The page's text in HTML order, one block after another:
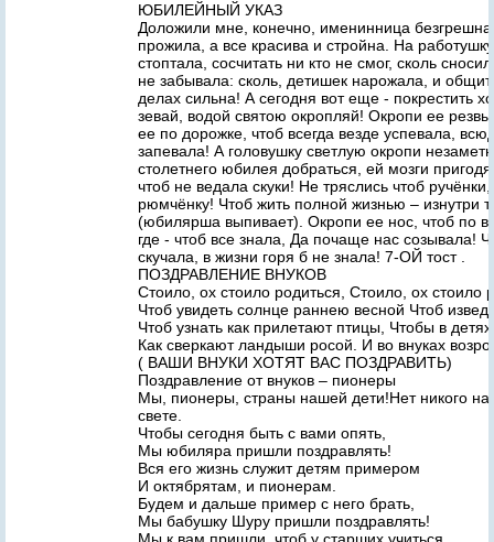
ЮБИЛЕЙНЫЙ УКАЗ
Доложили мне, конечно, именинница
прожила, а все красива и стройна. На
стоптала, сосчитать ни кто не смог, сколь
не забывала: сколь, детишек нарожала, и
делах сильна! А сегодня вот еще - покрестить
зевай, водой святою окропляй! Окропи ее
ее по дорожке, чтоб всегда везде успевала,
запевала! А головушку светлую окропи
столетнего юбилея добраться, ей мозги
чтоб не ведала скуки! Не тряслись чтоб
рюмчёнку! Чтоб жить полной жизнью – изнутри
(юбилярша выпивает). Окропи ее нос, чтоб по
где - чтоб все знала, Да почаще нас созывала!
скучала, в жизни горя б не знала! 7-ОЙ тост .
ПОЗДРАВЛЕНИЕ ВНУКОВ
Стоило, ох стоило родиться, Стоило, ох стоило
Чтоб увидеть солнце раннею весной Чтоб
Чтоб узнать как прилетают птицы, Чтобы в
Как сверкают ландыши росой. И во внуках
( ВАШИ ВНУКИ ХОТЯТ ВАС ПОЗДРАВИТЬ)
Поздравление от внуков – пионеры
Мы, пионеры, страны нашей дети!Нет никого
свете.
Чтобы сегодня быть с вами опять,
Мы юбиляра пришли поздравлять!
Вся его жизнь служит детям примером
И октябрятам, и пионерам.
Будем и дальше пример с него брать,
Мы бабушку Шуру пришли поздравлять!